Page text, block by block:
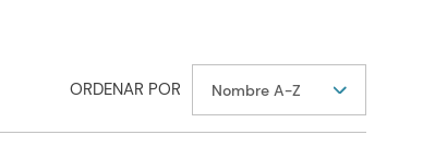
Nombre A-Z